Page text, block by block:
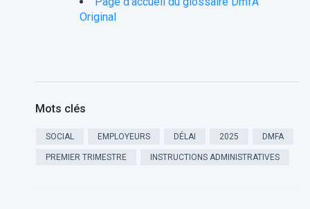
Original
Mots clés
SOCIAL EMPLOYEURS DÉLAI 2025 DMFA
PREMIER TRIMESTRE INSTRUCTIONS ADMINISTRATIVES